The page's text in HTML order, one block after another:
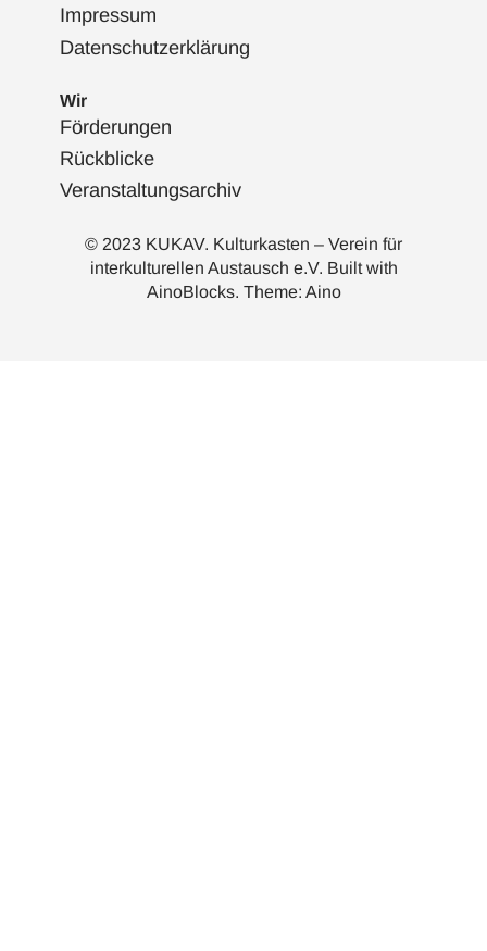
Impressum
Datenschutzerklärung
Wir
Förderungen
Rückblicke
Veranstaltungsarchiv
© 2023 KUKAV. Kulturkasten – Verein für
interkulturellen Austausch e.V. Built with
AinoBlocks. Theme: Aino